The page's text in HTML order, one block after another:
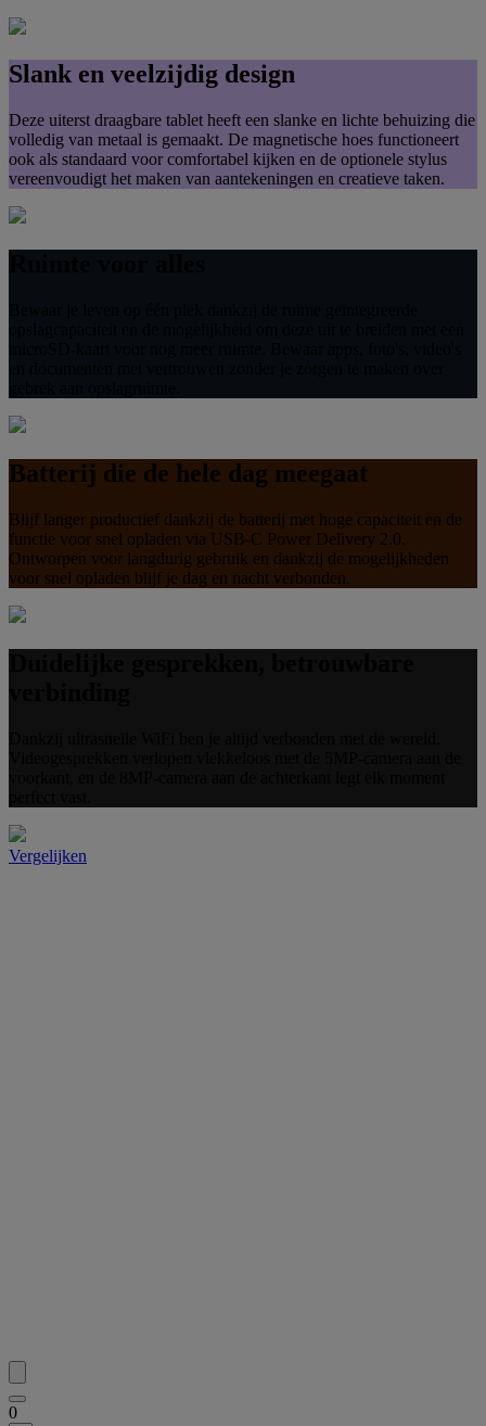
Slank en veelzijdig design
Deze uiterst draagbare tablet heeft een slanke en lichte behuizing die
volledig van metaal is gemaakt. De magnetische hoes functioneert
ook als standaard voor comfortabel kijken en de optionele stylus
vereenvoudigt het maken van aantekeningen en creatieve taken.
Batterij die de hele dag meegaat
Blijf langer productief dankzij de batterij met hoge capaciteit en de
functie voor snel opladen via USB-C Power Delivery 2.0.
Ontworpen voor langdurig gebruik en dankzij de mogelijkheden
voor snel opladen blijf je dag en nacht verbonden.
Vergelijken
0